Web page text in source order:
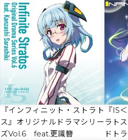
ol.1【通常盤】
ial
『インフィニット・ストラト
ス』オリジナルドラマシリー
ズVol.6 feat.更識簪
『IS
ラト
ドト